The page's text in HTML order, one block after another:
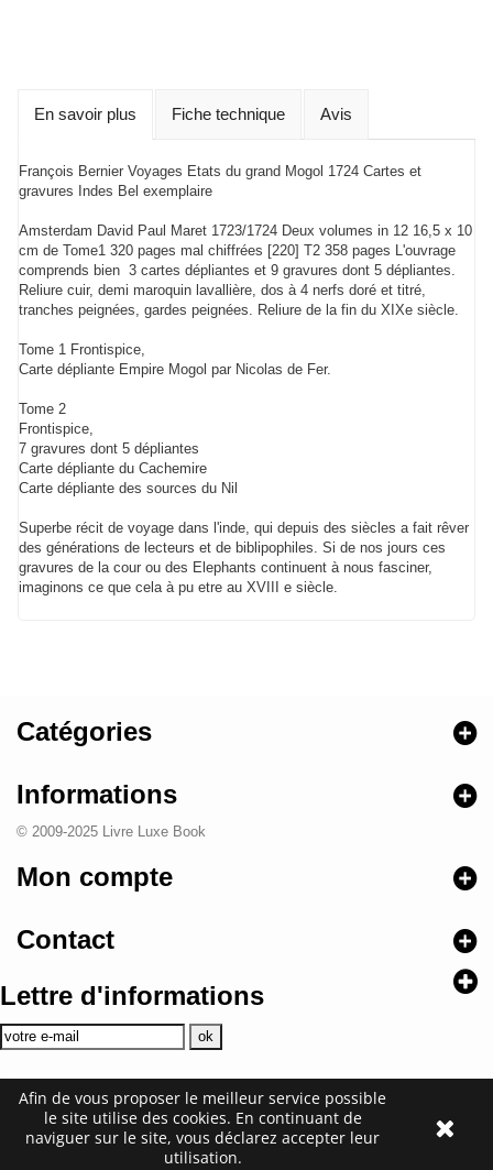
Afin de vous proposer le meilleur service possible
le site utilise des cookies. En continuant de
naviguer sur le site, vous déclarez accepter leur
utilisation.
En savoir plus Fiche technique Avis
François Bernier Voyages Etats du grand Mogol 1724 Cartes et
gravures Indes Bel exemplaire
Amsterdam David Paul Maret 1723/1724 Deux volumes in 12 16,5 x 10
cm de Tome1 320 pages mal chiffrées [220] T2 358 pages L'ouvrage
comprends bien 3 cartes dépliantes et 9 gravures dont 5 dépliantes.
Reliure cuir, demi maroquin lavallière, dos à 4 nerfs doré et titré,
tranches peignées, gardes peignées. Reliure de la fin du XIXe siècle.
Tome 1 Frontispice,
Carte dépliante Empire Mogol par Nicolas de Fer.
Tome 2
Frontispice,
7 gravures dont 5 dépliantes
Carte dépliante du Cachemire
Carte dépliante des sources du Nil
Superbe récit de voyage dans l'inde, qui depuis des siècles a fait rêver
des générations de lecteurs et de biblipophiles. Si de nos jours ces
gravures de la cour ou des Elephants continuent à nous fasciner,
imaginons ce que cela à pu etre au XVIII e siècle.
Catégories
Informations
© 2009-2025 Livre Luxe Book
Mon compte
Contact
Lettre d'informations